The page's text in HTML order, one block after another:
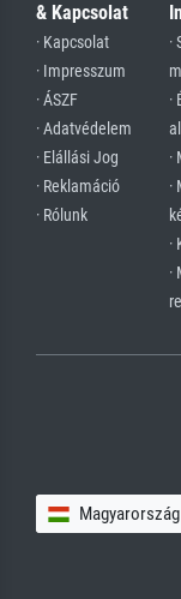
& Kapcsolat
· Kapcsolat
· Impresszum
· ÁSZF
· Adatvédelem
· Elállási Jog
· Reklamáció
· Rólunk
·
·
·
·
·
·
Magyarország